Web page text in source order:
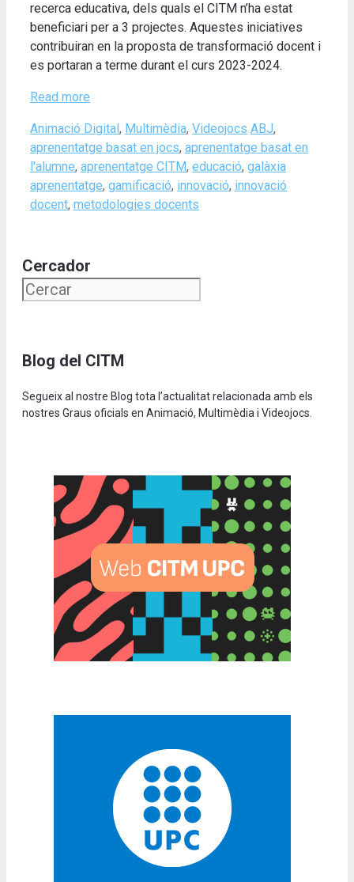
recerca educativa, dels quals el CITM n’ha estat
beneficiari per a 3 projectes. Aquestes iniciatives
contribuiran en la proposta de transformació docent i
es portaran a terme durant el curs 2023-2024.
Read more
Categories
Animació Digital , Multimèdia, Videojocs Tags
ABJ,
aprenentatge basat en jocs, aprenentatge basat en
l'alumne, aprenentatge CITM, educació, galàxia
aprenentatge, gamificació, innovació, innovació
docent, metodologies docents
Cercador
Blog del CITM
Segueix al nostre Blog tota l’actualitat relacionada amb els
nostres Graus oficials en Animació, Multimèdia i Videojocs.